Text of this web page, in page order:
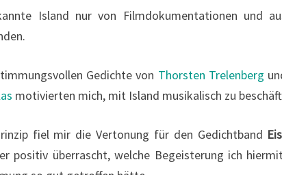
L
S
L
N
D
Island nur von Filmdokumentationen und
Gedichte von Thorsten Trelenberg
motivierten mich, mit Island musikalisch zu
fiel mir die Vertonung für den Gedichtband
positiv überrascht, welche Begeisterung ich